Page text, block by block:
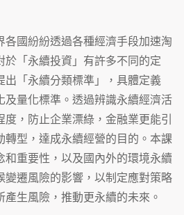
各國紛紛透過各種經濟手段加速淘
於「永續投資」有許多不同的定
出「永續分類標準」，具體定義
及量化標準。透過辨識永續經濟活
，防止企業漂綠，金融業更能引
轉型，達成永續經營的目的。本課
和重要性，以及國內外的環境永續
變遷風險的影響，以制定應對策略
生風險，推動更永續的未來。